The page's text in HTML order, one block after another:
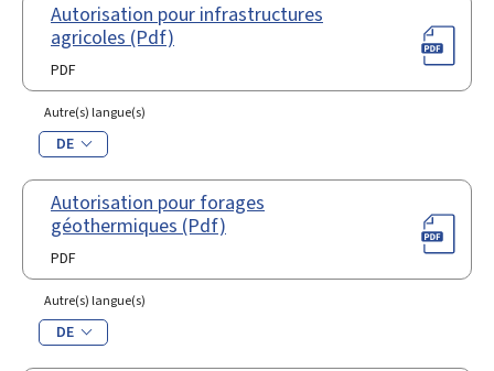
Autorisation pour infrastructures
agricoles (Pdf)
PDF
Autre(s) langue(s)
DE
Autorisation pour forages
géothermiques (Pdf)
PDF
Autre(s) langue(s)
DE